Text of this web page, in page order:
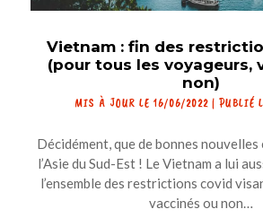
Vietnam : fin des
(pour tous les voyageurs,
non)
MIS À JOUR LE 16/06/2022 | PUBLIÉ
Décidément, que de bonnes
l’Asie du Sud-Est ! Le Vietnam a lui
l’ensemble des restrictions covid
vaccinés ou non…